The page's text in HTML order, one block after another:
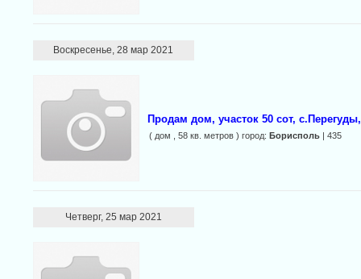
Воскресенье, 28 мар 2021
Продам дом, участок 50 сот,
( дом , 58 кв. метров ) город: Борисполь| 435
Четверг, 25 мар 2021